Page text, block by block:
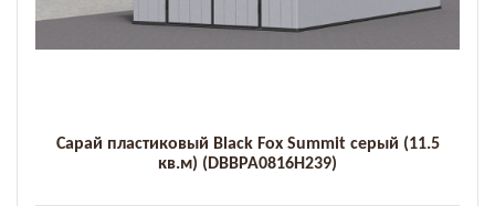
Сарай пластиковый Black Fox Summit серый (11.5
кв.м) (DBBPA0816H239)